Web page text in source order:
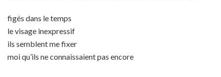
figés dans le temps
le visage inexpressif
ils semblent me fixer
moi qu’ils ne connaissaient pas encore